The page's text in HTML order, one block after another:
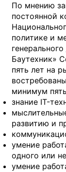
По мнению
постоянной
политике и
Баутехник»
пять лет на
минимум
знание IT-
развитию и
умение
одного или
умение